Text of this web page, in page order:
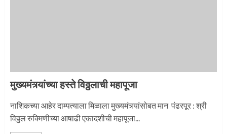
मुख्यमंत्र्यांच्या हस्ते विठ्ठलाची महापूजा
नाशिकच्या आहेर दाम्पत्याला मिळाला मुख्यमंत्र्यांसोबत मान पंढरपूर : श्री
विठ्ठल रुक्मिणीच्या आषाढी एकादशीची महापूजा...